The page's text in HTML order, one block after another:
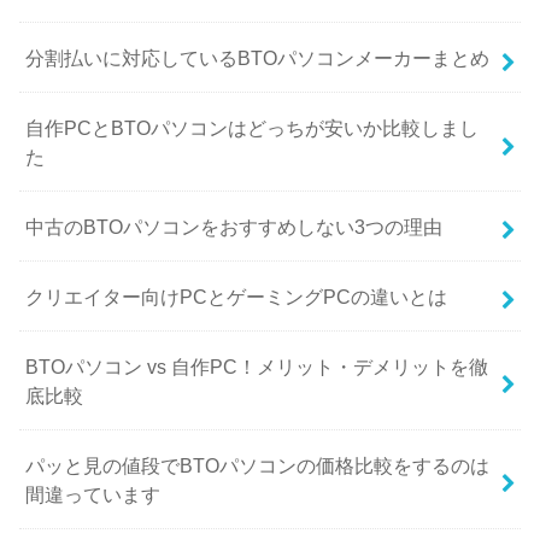
分割払いに対応しているBTOパソコンメーカーまとめ
自作PCとBTOパソコンはどっちが安いか比較しまし
た
中古のBTOパソコンをおすすめしない3つの理由
クリエイター向けPCとゲーミングPCの違いとは
BTOパソコン vs 自作PC！メリット・デメリットを徹
底比較
パッと見の値段でBTOパソコンの価格比較をするのは
間違っています